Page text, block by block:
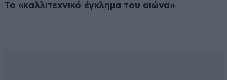
Το «καλλιτεχνικό έγκλημα του αιώνα»